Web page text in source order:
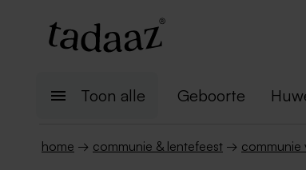
Toon alle Geboorte
home → communie & lentefeest → communie